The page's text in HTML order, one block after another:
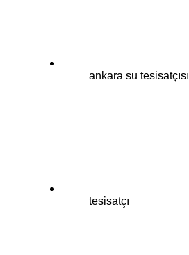
ankara su tesisatçısı
tesisatçı